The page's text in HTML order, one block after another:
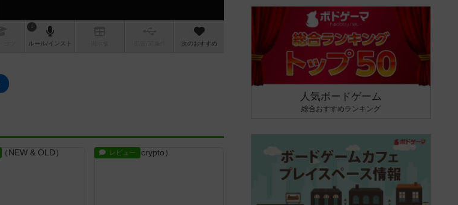
1
ルール/インスト 次のおすすめ
レビュー
人気ボードゲーム
総合おすすめランキング